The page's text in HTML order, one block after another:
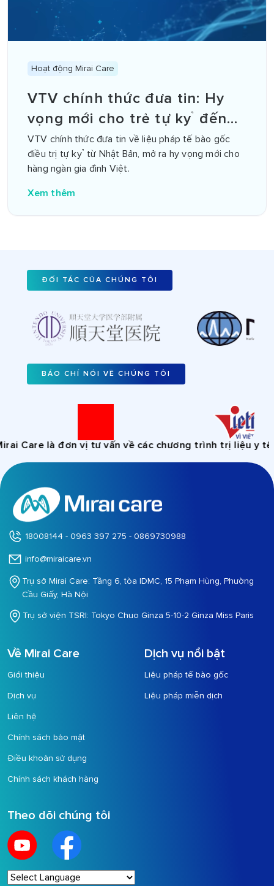
Hoạt động Mirai Care
VTV chính thức đưa tin: Hy
vọng mới cho trẻ tự kỷ đến
từ Nhật Bản
VTV chính thức đưa tin về liệu pháp tế bào gốc
điều trị tự kỷ từ Nhật Bản, mở ra hy vọng mới cho
hàng ngàn gia đình Việt.
Xem thêm
ĐỐI TÁC CỦA CHÚNG TÔI
BÁO CHÍ NÓI VỀ CHÚNG TÔI
là đơn vị tư vấn về các chương trình trị liệu y tế,
18008144 - 0963 397 275 - 0869730988
info@miraicare.vn
Trụ sở Mirai Care: Tầng 6, tòa IDMC, 15 Phạm Hùng, Phường
Cầu Giấy, Hà Nội
Trụ sở viện TSRI: Tokyo Chuo Ginza 5-10-2 Ginza Miss Paris
Về Mirai Care
Giới thiệu
Dịch vụ
Liên hệ
Chính sách bảo mật
Điều khoản sử dụng
Chính sách khách hàng
Dịch vụ nổi bật
Liệu pháp tế bào gốc
Liệu pháp miễn dịch
Theo dõi chúng tôi